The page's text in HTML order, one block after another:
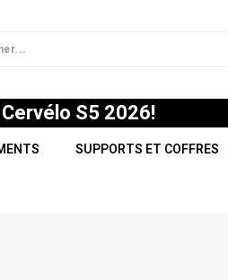
S5 2026!
SUPPORTS ET COFFRES